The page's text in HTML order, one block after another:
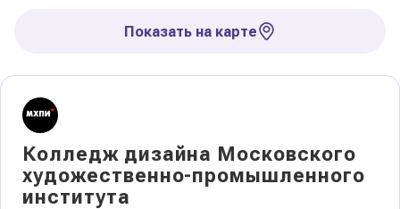
Показать на карте
Колледж дизайна Московского
художественно-промышленного
института